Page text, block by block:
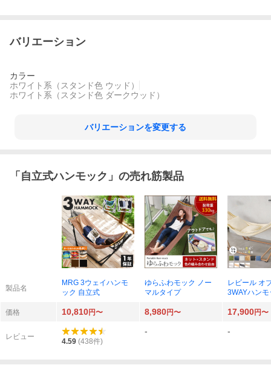
バリエーション
カラー
ホワイト系（スタンド色 ウッド）
ホワイト系（スタンド色 ダークウッド）
バリエーションを変更する
「 自立式ハンモック 」の売れ筋製品
製品名
MRG 3ウェイハンモ
ック 自立式
ゆらふわモック ノー
マルタイプ
レビール オ
3WAYハン
価格
10,810円〜 8,980円〜 17,900円〜
レビュー
4.59 (438件)
- -